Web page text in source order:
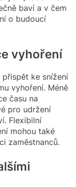
baví a v čem
o budoucí
vyhoření
ke snížení
vyhoření. Méně
času na
pro udržení
Flexibilní
mohou také
zaměstnanců.